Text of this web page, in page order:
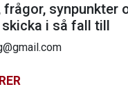
synpunkter
i så fall till